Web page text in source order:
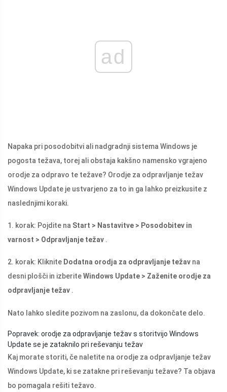
ad
Napaka pri posodobitvi ali nadgradnji sistema Windows je
pogosta težava, torej ali obstaja kakšno namensko vgrajeno
orodje za odpravo te težave? Orodje za odpravljanje težav
Windows Update je ustvarjeno za to in ga lahko preizkusite z
naslednjimi koraki.
1. korak: Pojdite na Start > Nastavitve > Posodobitev in
varnost > Odpravljanje težav .
2. korak: Kliknite Dodatna orodja za odpravljanje težav na
desni plošči in izberiteWindows Update > Zaženite orodje za
odpravljanje težav .
Nato lahko sledite pozivom na zaslonu, da dokončate delo.
Popravek: orodje za odpravljanje težav s storitvijo Windows
Update se je zataknilo pri reševanju težav
Kaj morate storiti, če naletite na orodje za odpravljanje težav
Windows Update, ki se zatakne pri reševanju težave? Ta objava
bo pomagala rešiti težavo.